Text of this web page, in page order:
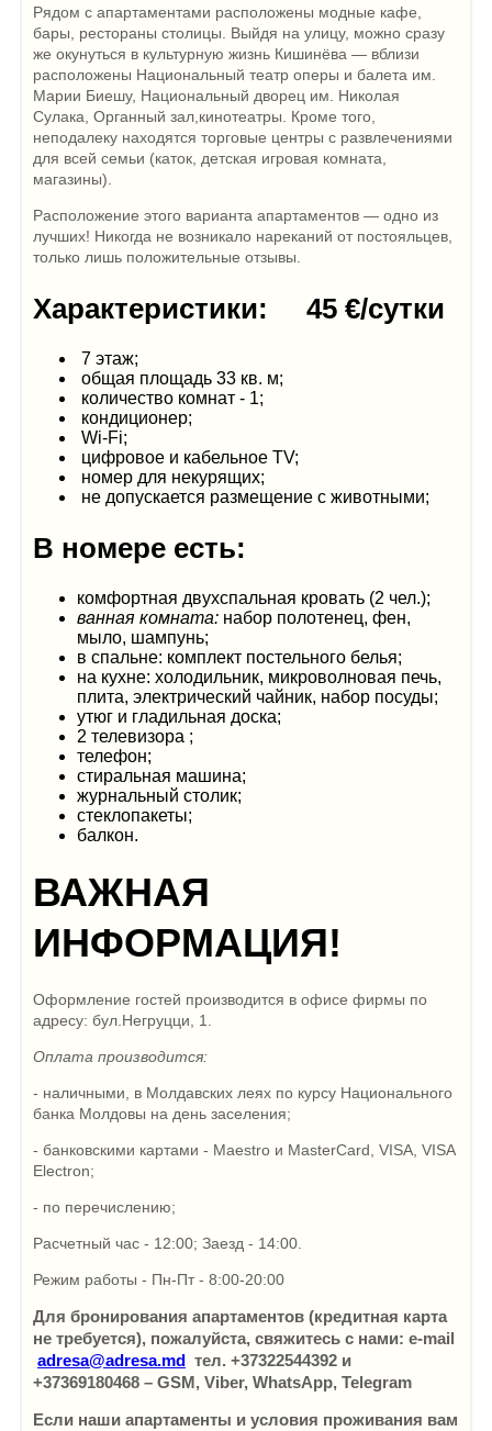
Рядом с апартаментами расположены модные кафе,
бары, рестораны столицы. Выйдя на улицу, можно сразу
же окунуться в культурную жизнь Кишинёва — вблизи
расположены Национальный театр оперы и балета им.
Марии Биешу, Национальный дворец им. Николая
Сулака, Органный зал,кинотеатры. Кроме того,
неподалеку находятся торговые центры с развлечениями
для всей семьи (каток, детская игровая комната,
магазины).
Расположение этого варианта апартаментов — одно из
лучших! Никогда не возникало нареканий от постояльцев,
только лишь положительные отзывы.
Характеристики: 45 €/сутки
7 этаж;
общая площадь 33 кв. м;
количество комнат - 1;
кондиционер;
Wi-Fi;
цифровое и кабельное TV;
номер для некурящих;
не допускается размещение с животными;
В номере есть:
комфортная двухспальная кровать (2 чел.);
ванная комната: набор полотенец, фен,
мыло, шампунь;
в спальне: комплект постельного белья;
на кухне: холодильник, микроволновая печь,
плита, электрический чайник, набор посуды;
утюг и гладильная доска;
2 телевизора ;
телефон;
стиральная машина;
журнальный столик;
стеклопакеты;
балкон.
ВАЖНАЯ
ИНФОРМАЦИЯ!
Оформление гостей производится в офисе фирмы по
адресу: бул.Негруцци, 1.
Оплата производится:
- наличными, в Молдавских леях по курсу Национального
банка Молдовы на день заселения;
- банковскими картами - Maestro и MasterCard, VISA, VISA
Electron;
- по перечислению;
Расчетный час - 12:00; Заезд - 14:00.
Режим работы - Пн-Пт - 8:00-20:00
Для бронирования апартаментов (кредитная карта
не требуется), пожалуйста, свяжитесь с нами: e-mail
adresa@adresa.mdтел. +37322544392 и
+37369180468 – GSM, Viber, WhatsApp, Telegram
Если наши апартаменты и условия проживания вам